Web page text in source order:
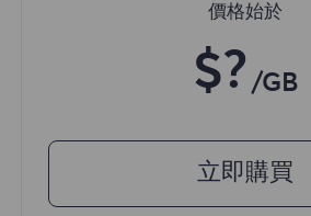
價格始於
$? /GB
立即購買